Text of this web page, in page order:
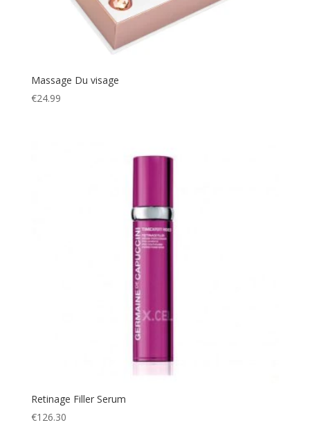
Massage Du visage
€24.99
Retinage Filler Serum
€126.30